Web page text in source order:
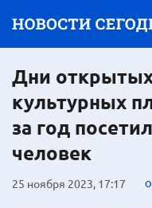
Дни
культурных
за год
человек
25 ноября 2023, 17:17